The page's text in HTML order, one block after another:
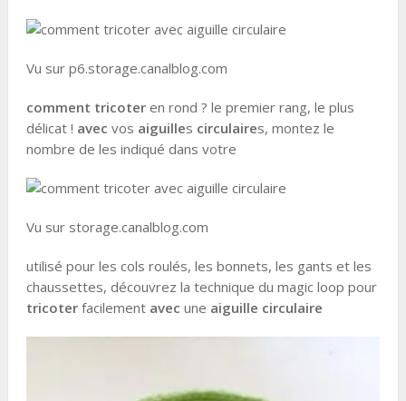
Vu sur p6.storage.canalblog.com
comment tricoteren rond ? le premier rang, le plus
délicat ! avec vos aiguilles circulaires, montez le
nombre de les indiqué dans votre
Vu sur storage.canalblog.com
utilisé pour les cols roulés, les bonnets, les gants et les
chaussettes, découvrez la technique du magic loop pour
tricoterfacilement avec une aiguille circulaire